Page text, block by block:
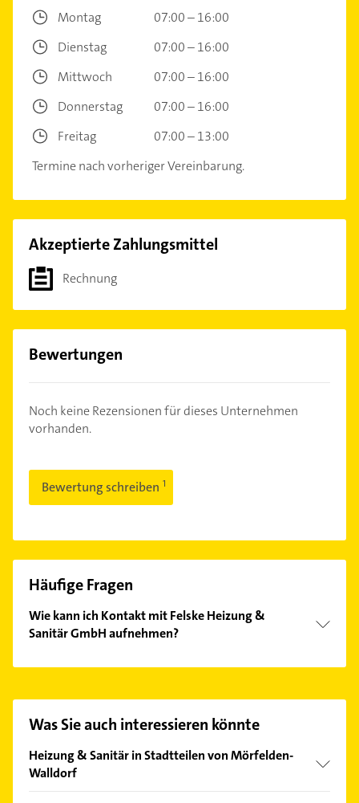
Montag
07:00 – 16:00
Dienstag
07:00 – 16:00
Mittwoch
07:00 – 16:00
Donnerstag
07:00 – 16:00
Freitag
07:00 – 13:00
Termine nach vorheriger Vereinbarung.
Akzeptierte Zahlungsmittel
Rechnung
Bewertungen
Noch keine Rezensionen für dieses Unternehmen
vorhanden.
Bewertung schreiben
Häufige Fragen
Wie kann ich Kontakt mit Felske Heizung &
Sanitär GmbH aufnehmen?
finden Sie alleKontaktdaten.
Was Sie auch interessieren könnte
Heizung & Sanitär in Stadtteilen von Mörfelden-
Walldorf